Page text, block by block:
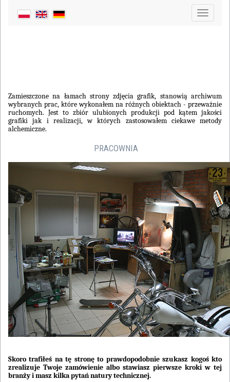
Toggle
Zamieszczone na łamach strony zdjęcia grafik, stanowią archiwum
wybranych prac, które wykonałem na różnych obiektach - przeważnie
ruchomych. Jest to zbiór ulubionych produkcji pod kątem jakości
grafiki jak i realizacji, w których zastosowałem ciekawe metody
alchemiczne.
PRACOWNIA
Skoro trafiłeś na tę stronę to prawdopodobnie szukasz kogoś kto
zrealizuje Twoje zamówienie albo stawiasz pierwsze kroki w tej
branży i masz kilka pytań natury technicznej.